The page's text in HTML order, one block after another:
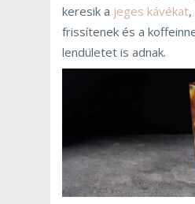
keresik a jeges kávékat
frissítenek és a
lendületet is adnak.